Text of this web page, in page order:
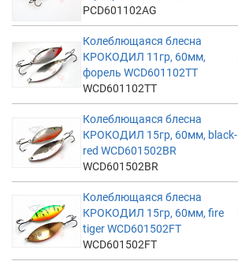
PCD601102AG
Колеблющаяся блесна
КРОКОДИЛ 11гр, 60мм,
форель WCD601102TT
WCD601102TT
Колеблющаяся блесна
КРОКОДИЛ 15гр, 60мм, black-
red WCD601502BR
WCD601502BR
Колеблющаяся блесна
КРОКОДИЛ 15гр, 60мм, fire
tiger WCD601502FT
WCD601502FT